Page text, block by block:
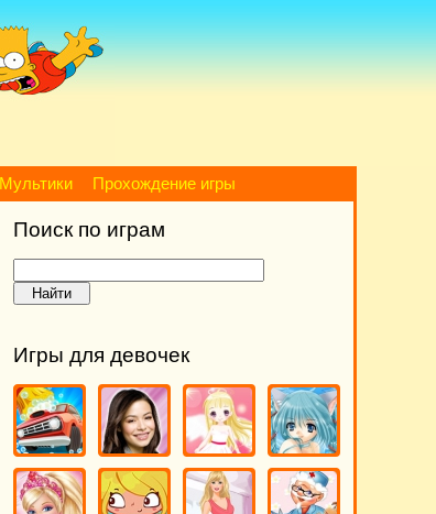
Мультики Прохождение игры
Поиск по играм
Игры для девочек